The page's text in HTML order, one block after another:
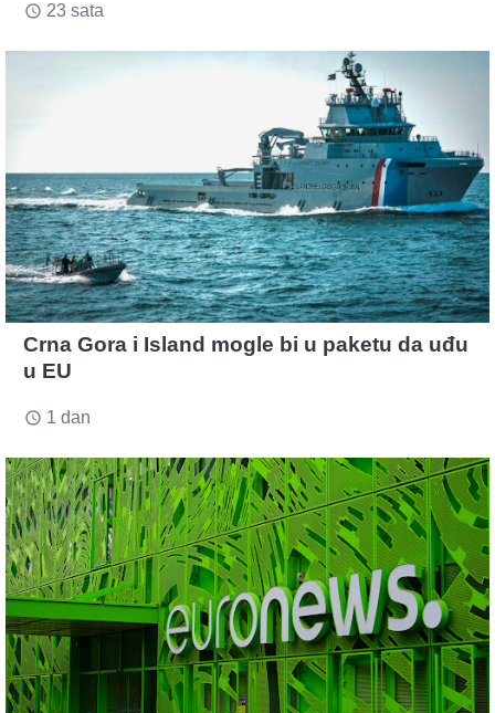
access_time 23 sata
Crna Gora i Island mogle bi u paketu da uđu
u EU
access_time 1 dan